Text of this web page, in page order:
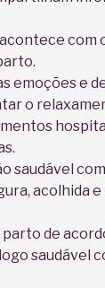
com
emoções e
o
saudável
acolhida
de
saudável